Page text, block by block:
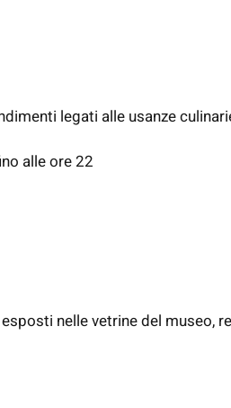
legati alle usanze
alle ore 22
nelle vetrine del museo,